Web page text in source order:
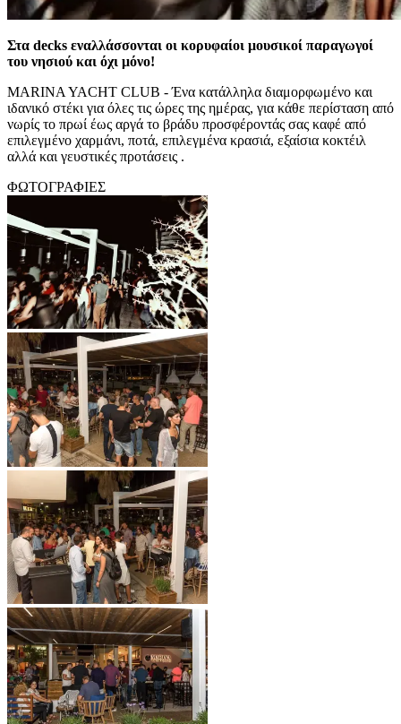
Στα decks εναλλάσσονται οι κορυφαίοι μουσικοί παραγωγοί
του νησιού και όχι μόνο!
MARINA YACHT CLUB - Ένα κατάλληλα διαμορφωμένο και
ιδανικό στέκι για όλες τις ώρες της ημέρας, για κάθε περίσταση από
νωρίς το πρωί έως αργά το βράδυ προσφέροντάς σας καφέ από
επιλεγμένο χαρμάνι, ποτά, επιλεγμένα κρασιά, εξαίσια κοκτέιλ
αλλά και γευστικές προτάσεις .
ΦΩΤΟΓΡΑΦΙΕΣ